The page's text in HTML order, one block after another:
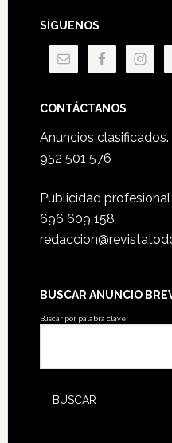
SÍGUENOS
CONTÁCTANOS
Anuncios clasificados.
952 501 576
Publicidad profesional
696 609 158
BUSCAR ANUNCIO
Buscar por palabra clave